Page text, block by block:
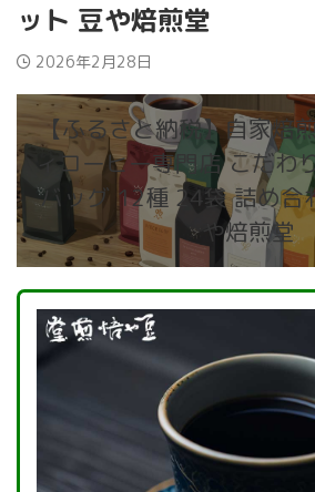
ット 豆や焙煎堂
2026年2月28日
【ふるさと納税】自家焙
ィコーヒー専門店 こだわ
バッグ 12種 24袋 詰め合
や焙煎堂